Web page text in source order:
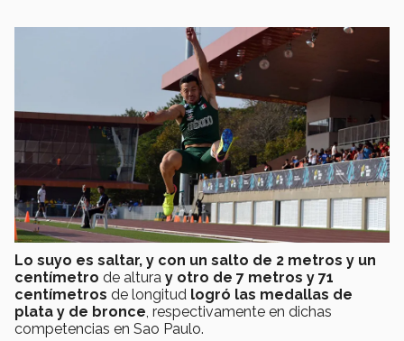
Lo suyo es saltar, y con un salto de 2 metros y un
centímetro de altura y otro de 7 metros y 71
centímetros de longitud logró las medallas de
plata y de bronce, respectivamente en dichas
competencias en Sao Paulo.